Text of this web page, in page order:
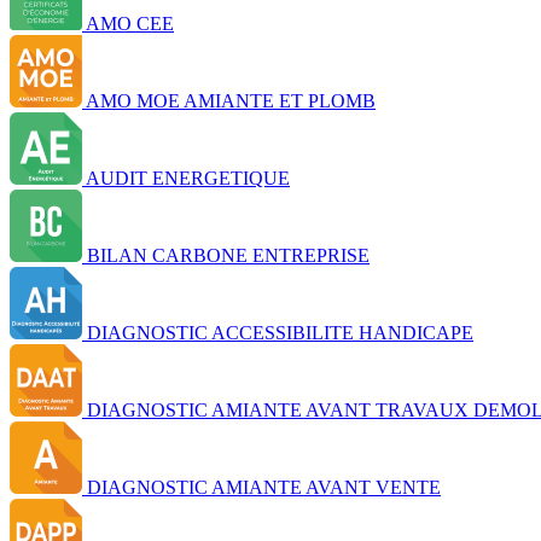
AMO CEE
AMO MOE AMIANTE ET PLOMB
AUDIT ENERGETIQUE
BILAN CARBONE ENTREPRISE
DIAGNOSTIC ACCESSIBILITE HANDICAPE
DIAGNOSTIC AMIANTE AVANT TRAVAUX
DIAGNOSTIC AMIANTE AVANT VENTE